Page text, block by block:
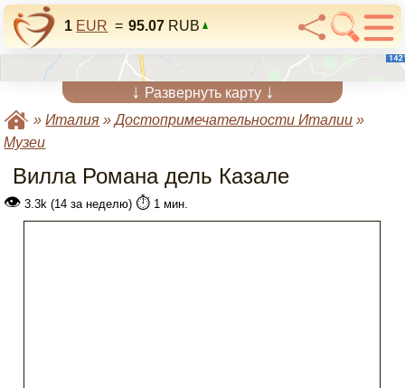
1 EUR = 95.07 RUB
↓ Развернуть карту ↓
»Италия »Достопримечательности Италии »
Музеи
Вилла Романа дель Казале
👁 3.3k (14 за неделю) ⏱️ 1 мин.